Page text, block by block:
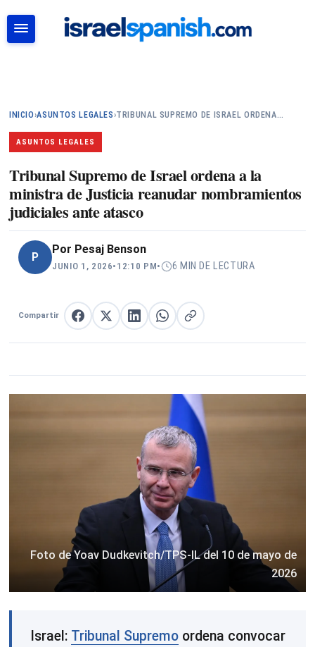
INICIO›ASUNTOS LEGALES›TRIBUNAL SUPREMO DE ISRAEL ORDENA…
ASUNTOS LEGALES
Tribunal Supremo de Israel ordena a la
ministra de Justicia reanudar nombramientos
judiciales ante atasco
P
Por Pesaj Benson
JUNIO 1, 2026• 12:10 PM• 6 MIN DE LECTURA
Compartir Compartir en Facebook
Compartir en X
Compartir en LinkedIn
Compartir en WhatsApp
Copiar enlace
Foto de Yoav Dudkevitch/TPS-IL del 10 de mayo de
2026
Israel: Tribunal Supremo ordena convocar